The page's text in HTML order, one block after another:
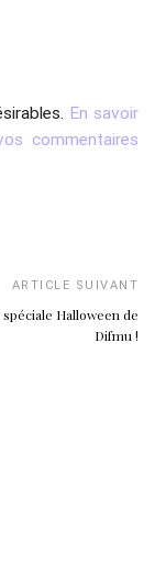
En savoir
commentaires
ARTICLE SUIVANT
spéciale Halloween de
Difmu !